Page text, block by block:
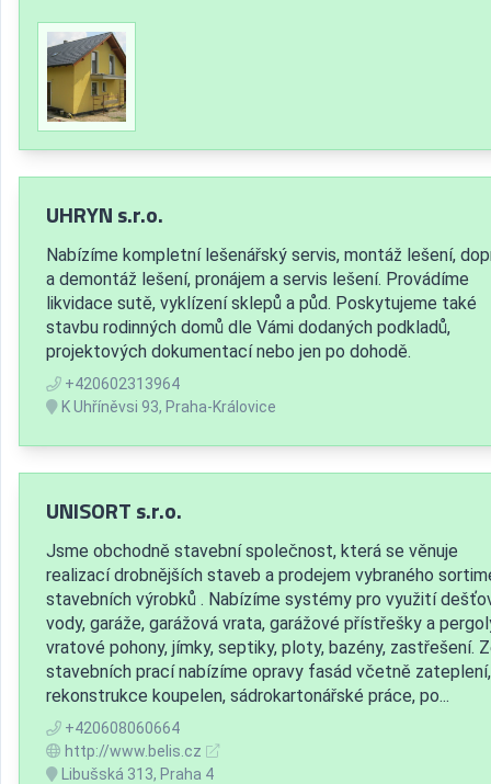
UHRYN s.r.o.
Nabízíme kompletní lešenářský servis, montáž lešení,
a demontáž lešení, pronájem a servis lešení. Provádíme
likvidace sutě, vyklízení sklepů a půd. Poskytujeme také
stavbu rodinných domů dle Vámi dodaných podkladů,
projektových dokumentací nebo jen po dohodě.
+420602313964
K Uhříněvsi 93, Praha-Královice
UNISORT s.r.o.
Jsme obchodně stavební společnost, která se věnuje
realizací drobnějších staveb a prodejem vybraného
stavebních výrobků . Nabízíme systémy pro využití
vody, garáže, garážová vrata, garážové přístřešky a
vratové pohony, jímky, septiky, ploty, bazény, zastřešení.
stavebních prací nabízíme opravy fasád včetně zateplení,
rekonstrukce koupelen, sádrokartonářské práce, po...
+420608060664
http://www.belis.cz
Libušská 313, Praha 4